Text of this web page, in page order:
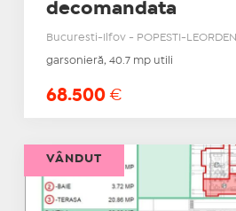
decomandata
Bucuresti-Ilfov - POPESTI-LEORDENI
garsonieră, 40.7 mp utili
68.500 €
VÂNDUT